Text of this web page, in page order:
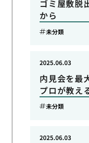
ゴミ屋敷脱
から
未分類
内見会を最
プロが教え
2025.06.03
未分類
2025.06.03